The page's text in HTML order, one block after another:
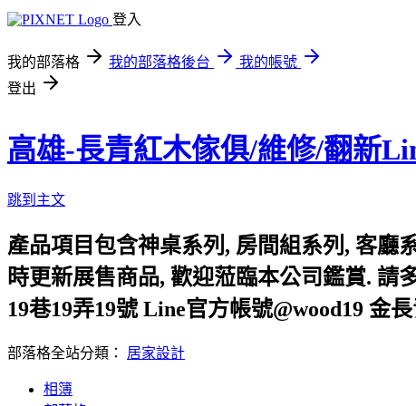
登入
我的部落格 我的部落格後台
我的帳號
登出
高雄-長青紅木傢俱/維修/翻新
跳到主文
產品項目包含神桌系列, 房間組系列, 客廳
時更新展售商品, 歡迎蒞臨本公司鑑賞. 請
19巷19弄19號 Line官方帳號@wood19 金
部落格全站分類： 居家設計
相簿